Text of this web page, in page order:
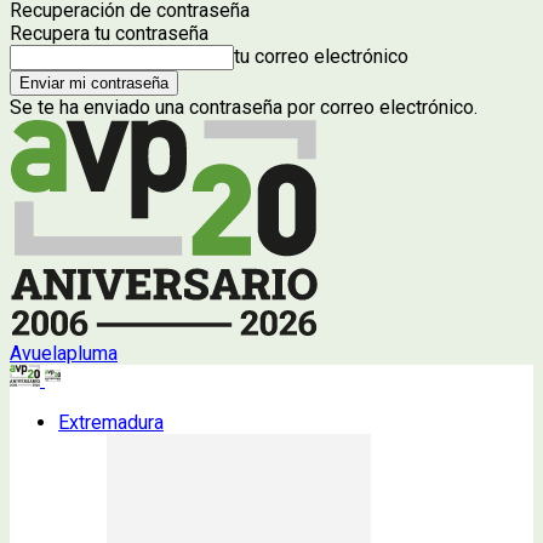
Recuperación de contraseña
Recupera tu contraseña
tu correo electrónico
Se te ha enviado una contraseña por correo electrónico.
Avuelapluma
Extremadura